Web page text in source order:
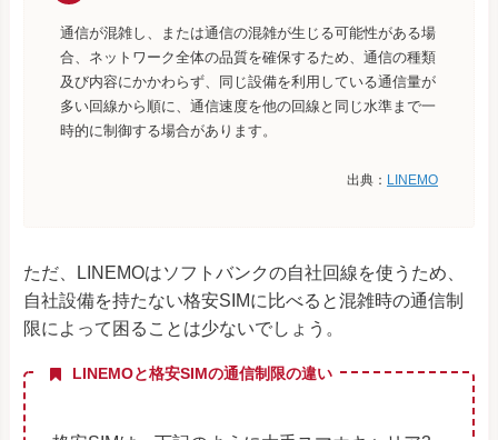
通信が混雑し、または通信の混雑が生じる可能性がある場
合、ネットワーク全体の品質を確保するため、通信の種類
及び内容にかかわらず、同じ設備を利用している通信量が
多い回線から順に、通信速度を他の回線と同じ水準まで一
時的に制御する場合があります。
出典： LINEMO
ただ、LINEMOはソフトバンクの自社回線を使うため、
自社設備を持たない格安SIMに比べると混雑時の通信制
限によって困ることは少ないでしょう。
LINEMOと格安SIMの通信制限の違い